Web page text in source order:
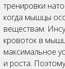
тренировки
когда мышцы
веществам.
кровоток в
максимальное
и роста.